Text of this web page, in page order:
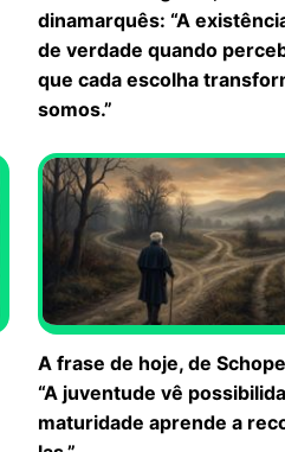
dinamarquês: “A
de verdade quando
que cada escolha
somos.”
A frase de hoje, de
“A juventude vê
maturidade aprende a